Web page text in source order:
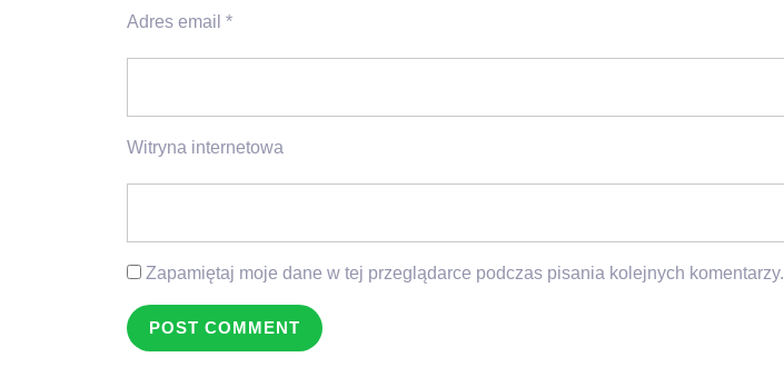
Adres email *
Witryna internetowa
Zapamiętaj moje dane w tej przeglądarce podczas pisania kolejnych komentarzy.